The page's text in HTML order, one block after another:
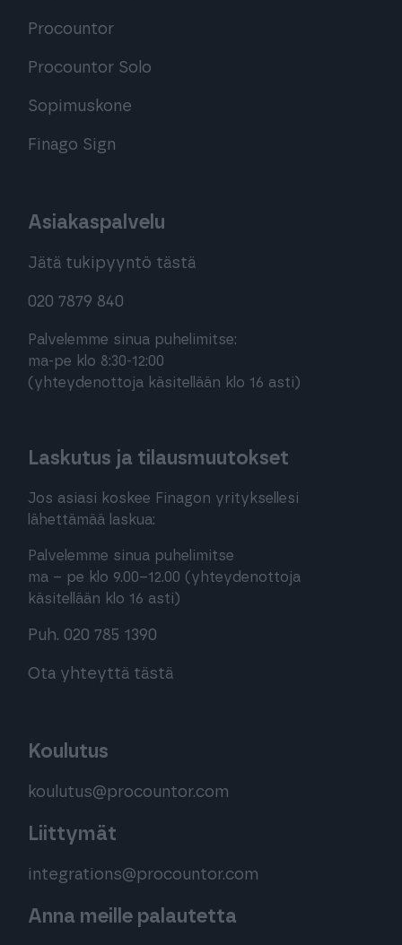
Procountor
Procountor Solo
Sopimuskone
Finago Sign
Asiakaspalvelu
Jätä tukipyyntö tästä
020 7879 840
Palvelemme sinua puhelimitse:
ma-pe klo 8:30-12:00
(yhteydenottoja käsitellään klo 16 asti)
Laskutus ja tilausmuutokset
Jos asiasi koskee Finagon yrityksellesi
lähettämää laskua:
Palvelemme sinua puhelimitse
ma – pe klo 9.00–12.00 (yhteydenottoja
käsitellään klo 16 asti)
Puh. 020 785 1390
Ota yhteyttä tästä
Koulutus
koulutus@procountor.com
Liittymät
integrations@procountor.com
Anna meille palautetta